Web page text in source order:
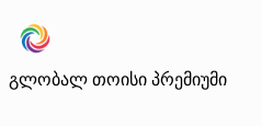
გლობალ თოისი პრემიუმი